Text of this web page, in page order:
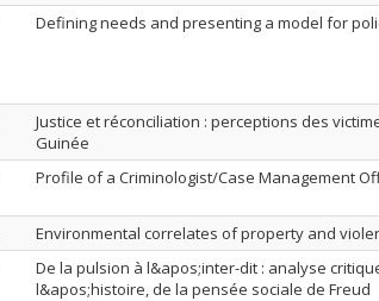
Defining needs and presenting a model for
Justice et réconciliation : perceptions des
Guinée
Profile of a Criminologist/Case Management
Environmental correlates of property and
De la pulsion à l&apos;inter-dit : analyse
l&apos;histoire, de la pensée sociale de Freud